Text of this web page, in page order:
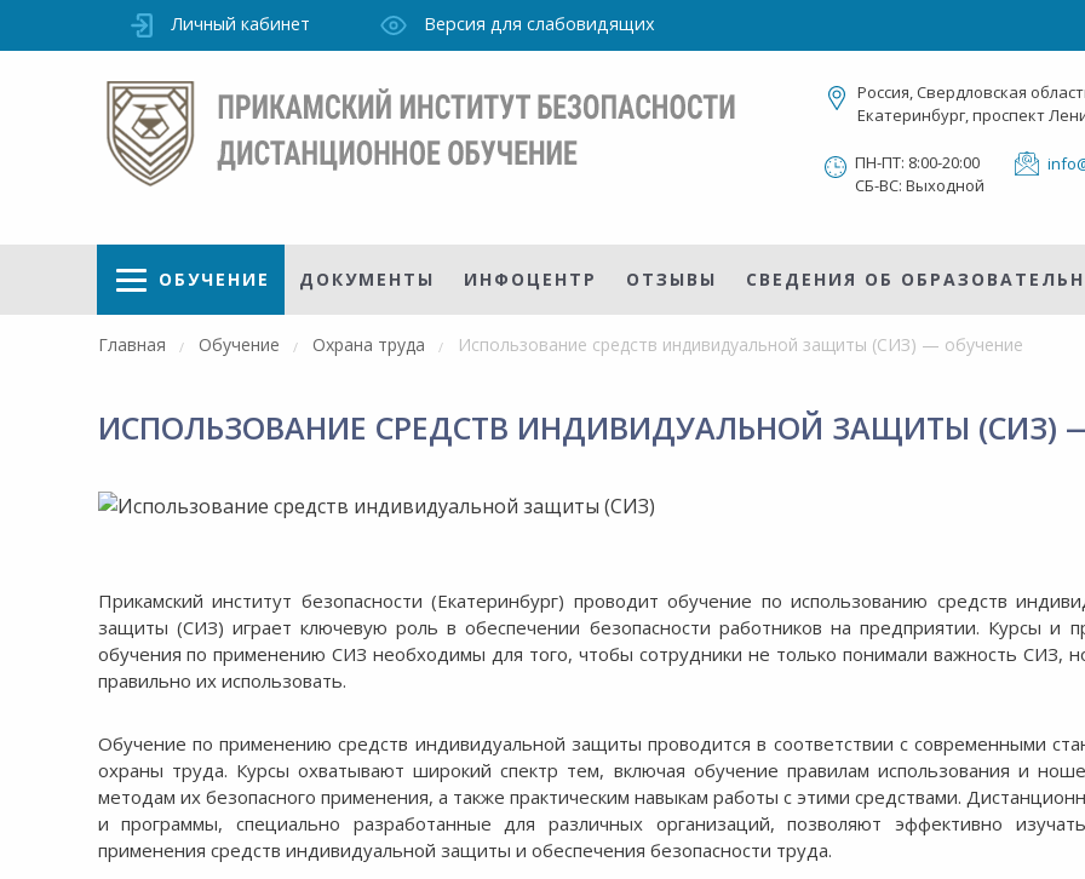
Института
Выходной
Личный кабинет Версия для слабовидящих
Россия, Свердловская
Екатеринбург, проспект
ПН-ПТ: 8:00-20:00
СБ-ВС: Выходной
ОБУЧЕНИЕ ДОКУМЕНТЫ ИНФОЦЕНТР ОТЗЫВЫ СВЕДЕНИЯ ОБ
Главная Обучение Охрана труда Использование средств индивидуальной защиты (СИЗ) — обучение
ИСПОЛЬЗОВАНИЕ СРЕДСТВ ИНДИВИДУАЛЬНОЙ ЗАЩИТЫ (СИЗ)
Прикамский институт безопасности (Екатеринбург) проводит обучение по использованию средств
защиты (СИЗ) играет ключевую роль в обеспечении безопасности работников на предприятии. Курсы и
обучения по применению СИЗ необходимы для того, чтобы сотрудники не только понимали важность СИЗ,
правильно их использовать.
Обучение по применению средств индивидуальной защиты проводится в соответствии с современными
охраны труда. Курсы охватывают широкий спектр тем, включая обучение правилам использования и
методам их безопасного применения, а также практическим навыкам работы с этими средствами.
и программы, специально разработанные для различных организаций, позволяют эффективно
применения средств индивидуальной защиты и обеспечения безопасности труда.